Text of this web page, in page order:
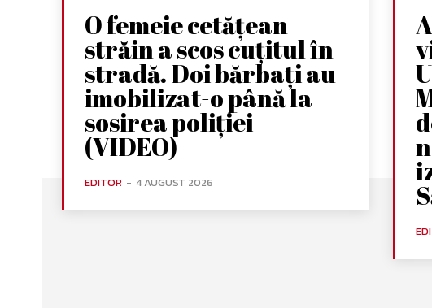
O femeie cetățean
străin a scos cuțitul în
stradă. Doi bărbați au
imobilizat-o până la
sosirea poliției
(VIDEO)
EDITOR - 4 AUGUST 2026